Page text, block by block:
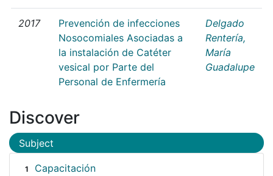
2017
Prevención de infecciones
Nosocomiales Asociadas a
la instalación de Catéter
vesical por Parte del
Personal de Enfermería
Delgado
Rentería,
María
Guadalupe
Discover
Subject
1 Capacitación